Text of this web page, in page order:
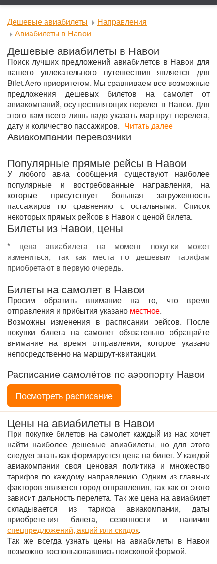
Дешевые авиабилеты
Направления
Авиабилеты в Навои
Дешевые авиабилеты в Навои
Поиск лучших предложений авиабилетов в Навои для
вашего увлекательного путешествия является для
Bilet.Aero приоритетом. Мы сравниваем все возможные
предложения дешевых билетов на самолет от
авиакомпаний, осуществляющих перелет в Навои. Для
этого вам всего лишь надо указать маршрут перелета,
дату и количество пассажиров. Читать далее
Авиакомпании перевозчики
Популярные прямые рейсы в Навои
У любого авиа сообщения существуют наиболее
популярные и востребованные направления, на
которые присутствует большая загруженность
пассажиров по сравнению с остальными. Список
некоторых прямых рейсов в Навои с ценой билета.
Билеты из Навои, цены
* цена авиабилета на момент покупки может
измениться, так как места по дешевым тарифам
приобретают в первую очередь.
Билеты на самолет в Навои
Просим обратить внимание на то, что время
отправления и прибытия указано местное.
Возможны изменения в расписании рейсов. После
покупки билета на самолет обязательно обращайте
внимание на время отправления, которое указано
непосредственно на маршрут-квитанции.
Расписание самолётов по аэропорту Навои
Посмотреть расписание
Цены на авиабилеты в Навои
При покупке билетов на самолет каждый из нас хочет
найти наиболее дешевые авиабилеты, но для этого
следует знать как формируется цена на билет. У каждой
авиакомпании своя ценовая политика и множество
тарифов по каждому направлению. Одним из главных
факторов является город отправления, так как от этого
зависит дальность перелета. Так же цена на авиабилет
складывается из тарифа авиакомпании, даты
приобретения билета, сезонности и наличия
спецпредложений, акций или скидок.
Так же всегда узнать цены на авиабилеты в Навои
возможно воспользовавшись поисковой формой.